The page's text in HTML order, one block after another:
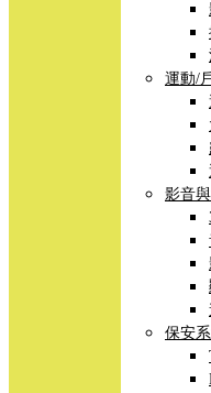
運動/
影音
保安